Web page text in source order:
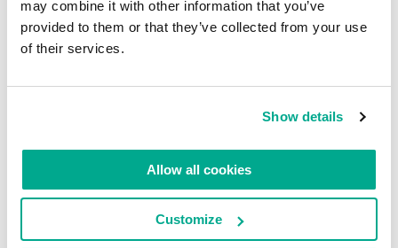
may combine it with other information that you’ve
provided to them or that they’ve collected from your use
of their services.
Show details
Allow all cookies
Customize
StoneDrill e Newsbeef aqui é porque fomos nós a
encontrá-los. E da minha perspectiva trata-se de
inteligência profissional contra ameaças para sua
empresa ou governo em busca de um governo ou
coisas.
Então, fique ligado, leia as descobertas detalhadas